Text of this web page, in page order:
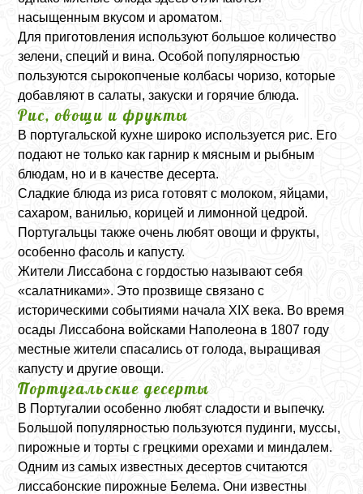
насыщенным вкусом и ароматом.
Для приготовления используют большое количество
зелени, специй и вина. Особой популярностью
пользуются сырокопченые колбасы чоризо, которые
добавляют в салаты, закуски и горячие блюда.
Рис, овощи и фрукты
В португальской кухне широко используется рис. Его
подают не только как гарнир к мясным и рыбным
блюдам, но и в качестве десерта.
Сладкие блюда из риса готовят с молоком, яйцами,
сахаром, ванилью, корицей и лимонной цедрой.
Португальцы также очень любят овощи и фрукты,
особенно фасоль и капусту.
Жители Лиссабона с гордостью называют себя
«салатниками». Это прозвище связано с
историческими событиями начала XIX века. Во время
осады Лиссабона войсками Наполеона в 1807 году
местные жители спасались от голода, выращивая
капусту и другие овощи.
Португальские десерты
В Португалии особенно любят сладости и выпечку.
Большой популярностью пользуются пудинги, муссы,
пирожные и торты с грецкими орехами и миндалем.
Одним из самых известных десертов считаются
лиссабонские пирожные Белема. Они известны